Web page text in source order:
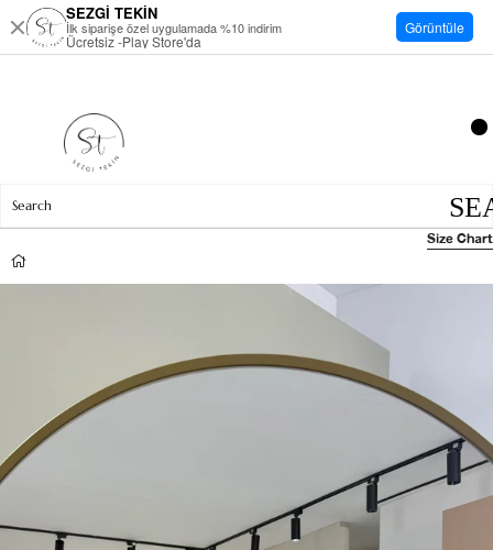
Size Chart
SEZGİ TEKİN
İlk siparişe özel uygulamada %10 indirim
Ücretsiz -Play Store'da
Görüntüle